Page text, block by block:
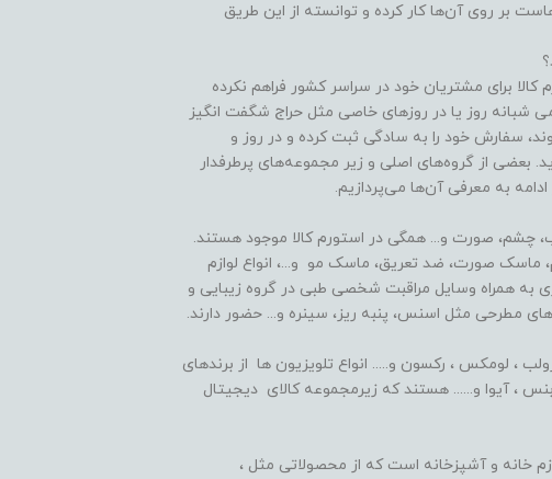
بر روی آن‌ها کار کرده و توانسته از این طریق
برای مشتریان خود در سراسر کشور فراهم نکرده
شبانه روز یا در روزهای خاصی مثل حراج شگفت انگیز
سفارش خود را به سادگی ثبت کرده و در روز و
بعضی از گروه‌های اصلی و زیر مجموعه‌های پرطرفدار
به معرفی آن‌ها می‌پردازیم.
چشم، صورت و... همگی در استورم کالا موجود هستند.
ماسک صورت، ضد تعریق، ماسک مو و...، انواع لوازم
همراه وسایل مراقبت شخصی طبی در گروه زیبایی و
مطرحی مثل اسنس، پنبه ریز، سینره و... حضور دارند.
، لومکس ، رکسون و..... انواع تلویزیون ها از برندهای
، آیوا و...... هستند که زیرمجموعه کالای دیجیتال
خانه و آشپزخانه است که از محصولاتی مثل ،